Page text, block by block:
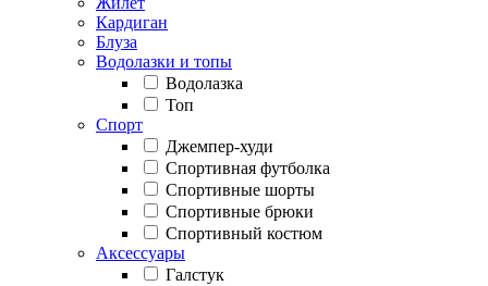
Кардиган
Блуза
Водолазки и топы
Водолазка
Топ
Спорт
Джемпер-худи
Спортивная футболка
Спортивные шорты
Спортивные брюки
Спортивный костюм
Аксессуары
Галстук